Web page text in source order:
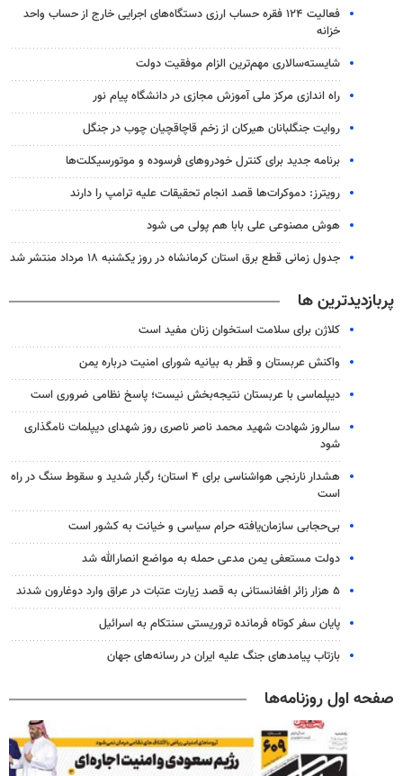
فعالیت ۱۲۴ فقره حساب ارزی دستگاه‌های اجرایی خارج از حساب واحد
خزانه
شایسته‌سالاری مهم‌ترین الزام موفقیت دولت
راه اندازی مرکز ملی آموزش مجازی در دانشگاه پیام نور
روایت جنگلبانان هیرکان از زخم قاچاقچیان چوب در جنگل
برنامه جدید برای کنترل خودروهای فرسوده و موتورسیکلت‌ها
رویترز: دموکرات‌ها قصد انجام تحقیقات علیه ترامپ را دارند
هوش مصنوعی علی بابا هم پولی می شود
جدول زمانی قطع برق استان کرمانشاه در روز یکشنبه ۱۸ مرداد منتشر شد
پربازدیدترین ها
کلاژن برای سلامت استخوان زنان مفید است
واکنش عربستان و قطر به بیانیه شورای امنیت درباره یمن
دیپلماسی با عربستان نتیجه‌بخش نیست؛ پاسخ نظامی ضروری است
سالروز شهادت شهید محمد ناصر ناصری روز شهدای دیپلمات نامگذاری
شود
هشدار نارنجی هواشناسی برای ۴ استان؛ رگبار شدید و سقوط سنگ در راه
است
بی‌حجابی سازمان‌یافته حرام سیاسی و خیانت به کشور است
دولت مستعفی یمن مدعی حمله به مواضع انصارالله شد
۵ هزار زائر افغانستانی به قصد زیارت عتبات در عراق وارد دوغارون شدند
پایان سفر کوتاه فرمانده تروریستی سنتکام به اسرائیل
بازتاب پیامدهای جنگ علیه ایران در رسانه‌های جهان
صفحه اول روزنامه‌ها